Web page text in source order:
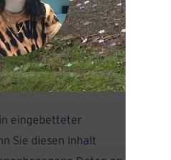
eingebetteter
Sie diesen Inhalt